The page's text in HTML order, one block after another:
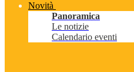
Novità
Panoramica
Le notizie
Calendario eventi